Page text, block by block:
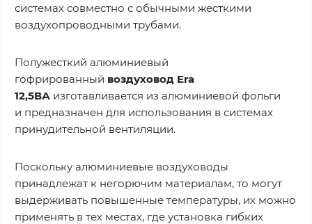
системах совместно с обычными жесткими
воздухопроводными трубами.
Полужесткий алюминиевый
гофрированный воздуховод Era
12,5ВА изготавливается из алюминиевой фольги
и предназначен для использования в системах
принудительной вентиляции.
Поскольку алюминиевые воздуховоды
принадлежат к негорючим материалам, то могут
выдерживать повышенные температуры, их можно
применять в тех местах, где установка гибких